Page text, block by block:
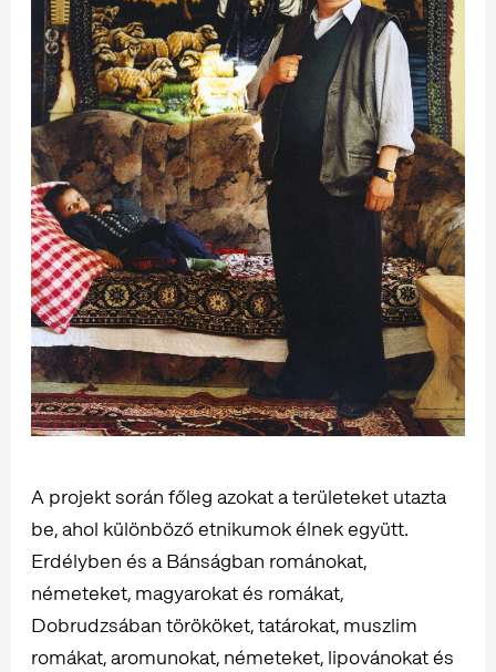
A projekt során főleg azokat a területeket utazta
be, ahol különböző etnikumok élnek együtt.
Erdélyben és a Bánságban románokat,
németeket, magyarokat és romákat,
Dobrudzsában törököket, tatárokat, muszlim
romákat, aromunokat, németeket, lipovánokat és